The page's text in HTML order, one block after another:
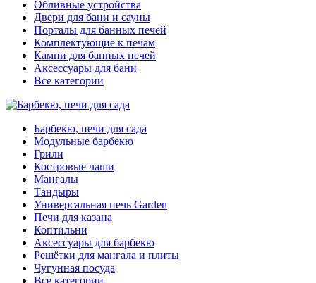
Обливные устройства
Двери для бани и сауны
Порталы для банных печей
Комплектующие к печам
Камни для банных печей
Аксессуары для бани
Все категории
Барбекю, печи для сада
Модульные барбекю
Грили
Костровые чаши
Мангалы
Тандыры
Универсальная печь Garden
Печи для казана
Коптильни
Аксессуары для барбекю
Решётки для мангала и плиты
Чугунная посуда
Все категории